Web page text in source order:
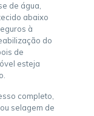
de água,
abaixo
à
do
de
esteja
completo,
ou selagem de